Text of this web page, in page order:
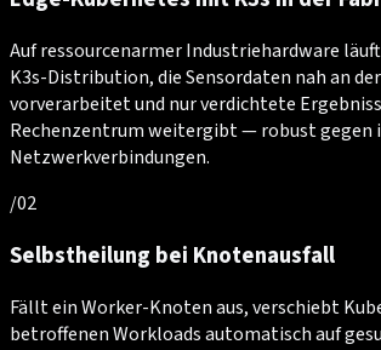
Auf ressourcenarmer Industriehardware
K3s-Distribution, die Sensordaten nah an
vorverarbeitet und nur verdichtete
Rechenzentrum weitergibt — robust gegen
Netzwerkverbindungen.
/02
Selbstheilung bei Knotenausfall
Fällt ein Worker-Knoten aus, verschiebt
betroffenen Workloads automatisch auf